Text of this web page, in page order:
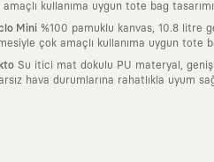
amaçlı kullanıma uygun tote bag
Mini %100 pamuklu kanvas, 10.8 litre
çok amaçlı kullanıma uygun tote
Su itici mat dokulu PU materyal,
hava durumlarına rahatlıkla uyum